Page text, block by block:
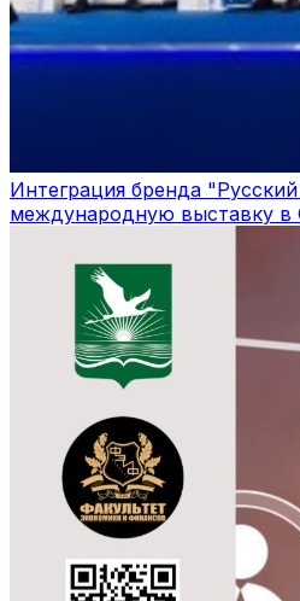
Интеграция бренда
международную выставку в